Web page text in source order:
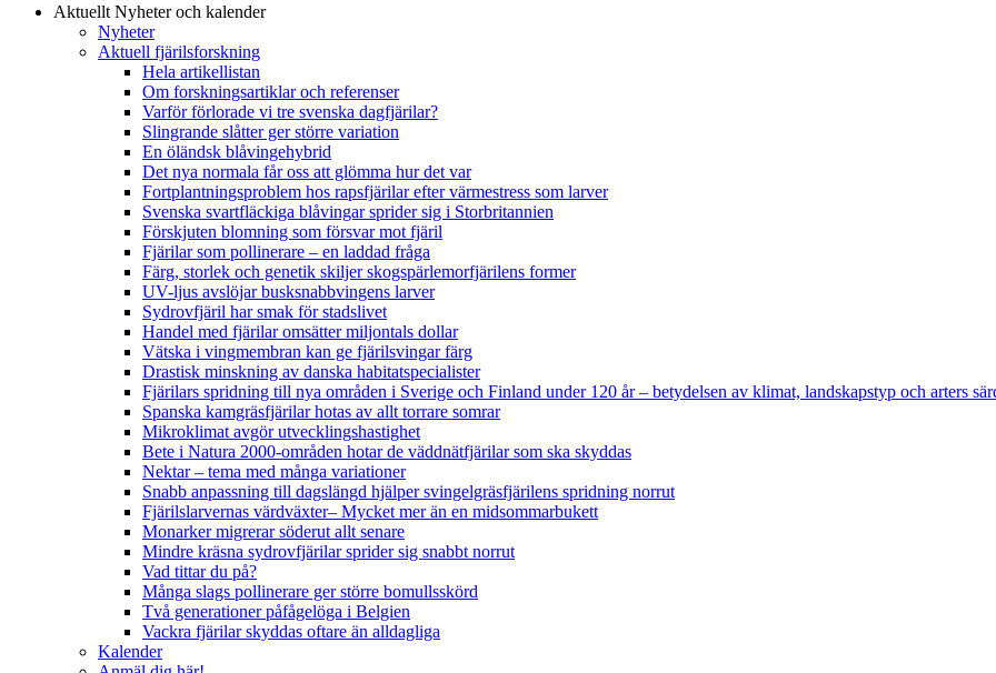
Aktuellt Nyheter och kalender
Nyheter
Aktuell fjärilsforskning
Hela artikellistan
Om forskningsartiklar och referenser
Varför förlorade vi tre svenska dagfjärilar?
Slingrande slåtter ger större variation
En öländsk blåvingehybrid
Det nya normala får oss att glömma hur det var
Fortplantningsproblem hos rapsfjärilar efter värmestress som larver
Svenska svartfläckiga blåvingar sprider sig i Storbritannien
Förskjuten blomning som försvar mot fjäril
Fjärilar som pollinerare – en laddad fråga
Färg, storlek och genetik skiljer skogspärlemorfjärilens former
UV-ljus avslöjar busksnabbvingens larver
Sydrovfjäril har smak för stadslivet
Handel med fjärilar omsätter miljontals dollar
Vätska i vingmembran kan ge fjärilsvingar färg
Drastisk minskning av danska habitatspecialister
Fjärilars spridning till nya områden i Sverige och Finland under 120 år– betydelsen av klimat, landskapstyp och arters
Spanska kamgräsfjärilar hotas av allt torrare somrar
Mikroklimat avgör utvecklingshastighet
Bete i Natura 2000-områden hotar de väddnätfjärilar som ska skyddas
Nektar – tema med många variationer
Snabb anpassning till dagslängd hjälper svingelgräsfjärilens spridning norrut
Fjärilslarvernas värdväxter– Mycket mer än en midsommarbukett
Monarker migrerar söderut allt senare
Mindre kräsna sydrovfjärilar sprider sig snabbt norrut
Vad tittar du på?
Många slags pollinerare ger större bomullsskörd
Två generationer påfågelöga i Belgien
Vackra fjärilar skyddas oftare än alldagliga
Kalender